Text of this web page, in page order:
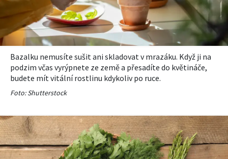
KVÍZY A TESTY
Bazalku nemusíte sušit ani skladovat v mrazáku. Když ji na
podzim včas vyrýpnete ze země a přesadíte do květináče,
budete mít vitální rostlinu kdykoliv po ruce.
Foto: Shutterstock